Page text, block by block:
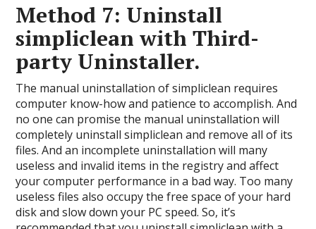
Method 7: Uninstall
simpliclean with Third-
party Uninstaller.
The manual uninstallation of simpliclean requires
computer know-how and patience to accomplish. And
no one can promise the manual uninstallation will
completely uninstall simpliclean and remove all of its
files. And an incomplete uninstallation will many
useless and invalid items in the registry and affect
your computer performance in a bad way. Too many
useless files also occupy the free space of your hard
disk and slow down your PC speed. So, it’s